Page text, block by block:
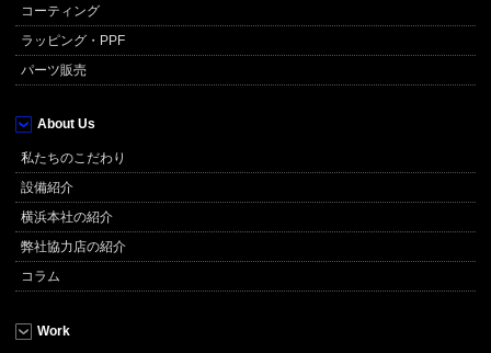
コーティング
ラッピング・PPF
パーツ販売
About Us
私たちのこだわり
設備紹介
横浜本社の紹介
弊社協力店の紹介
コラム
Work